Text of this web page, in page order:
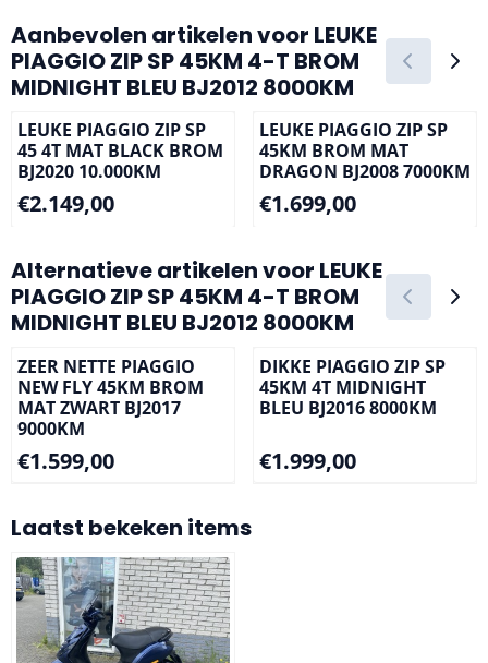
Aanbevolen artikelen voor LEUKE
PIAGGIO ZIP SP 45KM 4-T BROM
MIDNIGHT BLEU BJ2012 8000KM
LEUKE PIAGGIO ZIP SP
45 4T MAT BLACK BROM
BJ2020 10.000KM
Prijs: 2 149,00
€2.149,00
LEUKE PIAGGIO ZIP SP
45KM BROM MAT
DRAGON BJ2008 7000KM
Prijs: 1 699,00
€1.699,00
Alternatieve artikelen voor LEUKE
PIAGGIO ZIP SP 45KM 4-T BROM
MIDNIGHT BLEU BJ2012 8000KM
ZEER NETTE PIAGGIO
NEW FLY 45KM BROM
MAT ZWART BJ2017
9000KM
Prijs: 1 599,00
€1.599,00
DIKKE PIAGGIO ZIP SP
45KM 4T MIDNIGHT
BLEU BJ2016 8000KM
Prijs: 1 999,00
€1.999,00
Laatst bekeken items